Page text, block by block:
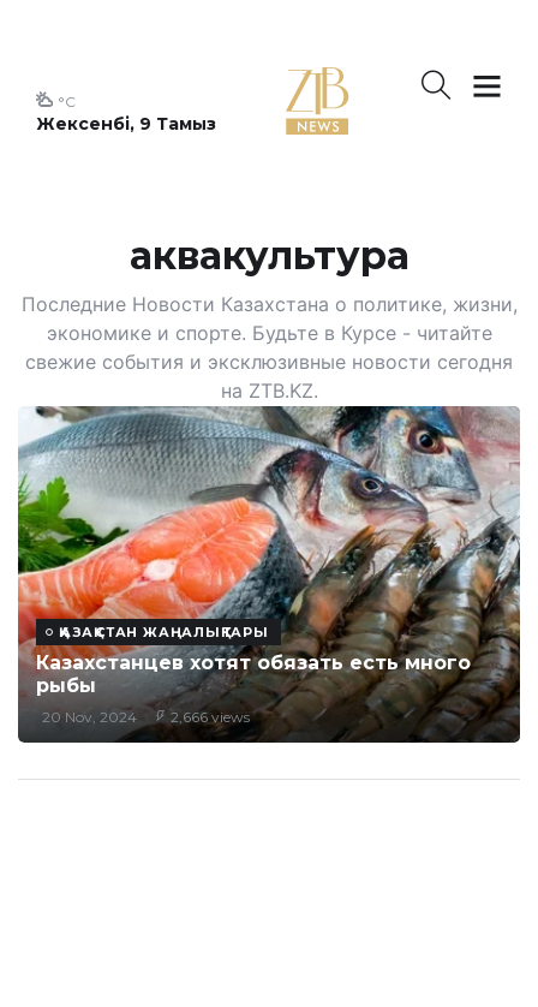
Жексенбі, 9 Тамыз
°C
аквакультура
Последние Новости Казахстана о политике, жизни,
экономике и спорте. Будьте в Курсе - читайте
свежие события и эксклюзивные новости сегодня
на ZTB.KZ.
ҚАЗАҚСТАН ЖАҢАЛЫҚТАРЫ
Казахстанцев хотят обязать есть много
рыбы
20 Nov, 2024 2,666 views